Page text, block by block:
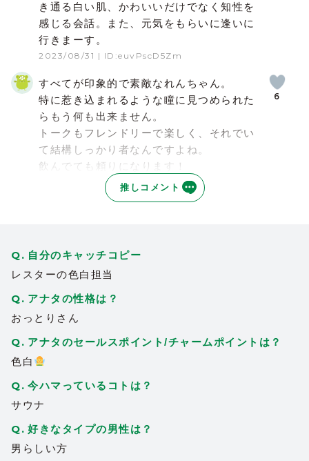
2023/08/31 | ID:euvPscD5Zm
き通る白い肌、かわいいだけでなく知性を
感じる会話。また、元気をもらいに逢いに
行きまーす。
| ID:uHNn8nYi4t
すべてが印象的で素敵なれんちゃん。
特に惹き込まれるような瞳に見つめられた
らもう何も出来ません。
トークもフレンドリーで楽しく、それでい
て結構しっかり者なんですよね。
飲んでても頼りになります！
6
2023/08/31| ID:MI4a7myUqg
少し小悪魔的な魅力もあってれんさんしか
持っていない人を引き付ける「魅力」。
言葉だけではとても表現できません。知性
才色兼備という言葉らせんさんのためにあ
るんだと思いました。
毎日会いたいです
れんさんのキャッチコピーは『歩くクック
推しコメント
自分のキャッチコピー
レスターの色白担当
アナタの性格は？
おっとりさん
アナタのセールスポイント/チャームポイントは？
色白
今ハマっているコトは？
サウナ
好きなタイプの男性は？
男らしい方